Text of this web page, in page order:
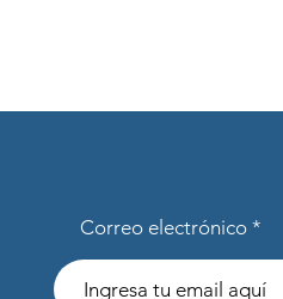
Correo electrónico